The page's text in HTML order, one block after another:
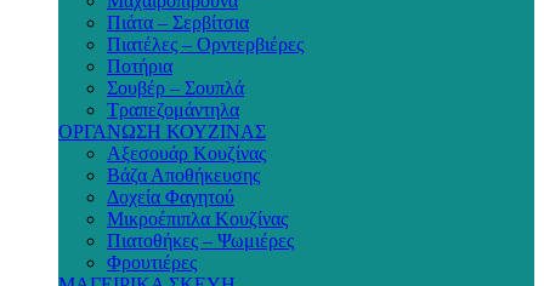
Πιάτα – Σερβίτσια
Πιατέλες – Ορντερβιέρες
Ποτήρια
Σουβέρ – Σουπλά
Τραπεζομάντηλα
ΟΡΓΑΝΩΣΗ ΚΟΥΖΙΝΑΣ
Αξεσουάρ Κουζίνας
Βάζα Αποθήκευσης
Δοχεία Φαγητού
Μικροέπιπλα Κουζίνας
Πιατοθήκες – Ψωμιέρες
Φρουτιέρες